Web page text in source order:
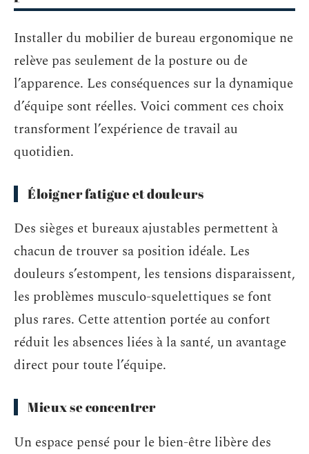
Installer du mobilier de bureau ergonomique ne
relève pas seulement de la posture ou de
l’apparence. Les conséquences sur la dynamique
d’équipe sont réelles. Voici comment ces choix
transforment l’expérience de travail au
quotidien.
Éloigner fatigue et douleurs
Des sièges et bureaux ajustables permettent à
chacun de trouver sa position idéale. Les
douleurs s’estompent, les tensions disparaissent,
les problèmes musculo-squelettiques se font
plus rares. Cette attention portée au confort
réduit les absences liées à la santé, un avantage
direct pour toute l’équipe.
Mieux se concentrer
Un espace pensé pour le bien-être libère des